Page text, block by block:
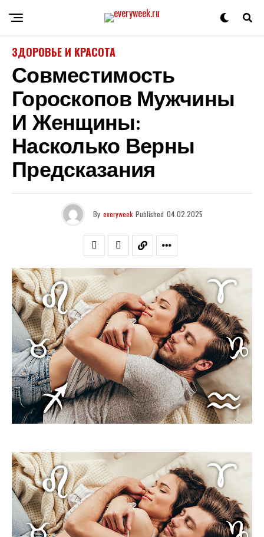
ЗДОРОВЬЕ И КРАСОТА
Совместимость
Гороскопов Мужчины
И Женщины:
Насколько Верны
Предсказания
By everyweek Published 04.02.2025